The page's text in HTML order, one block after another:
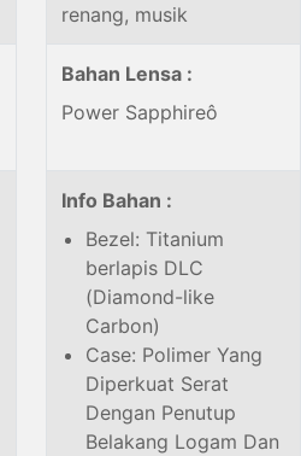
renang, musik
Bahan Lensa :
Power Sapphireô
Info Bahan :
Bezel: Titanium
berlapis DLC
(Diamond-like
Carbon)
Case: Polimer Yang
Diperkuat Serat
Dengan Penutup
Belakang Logam Dan